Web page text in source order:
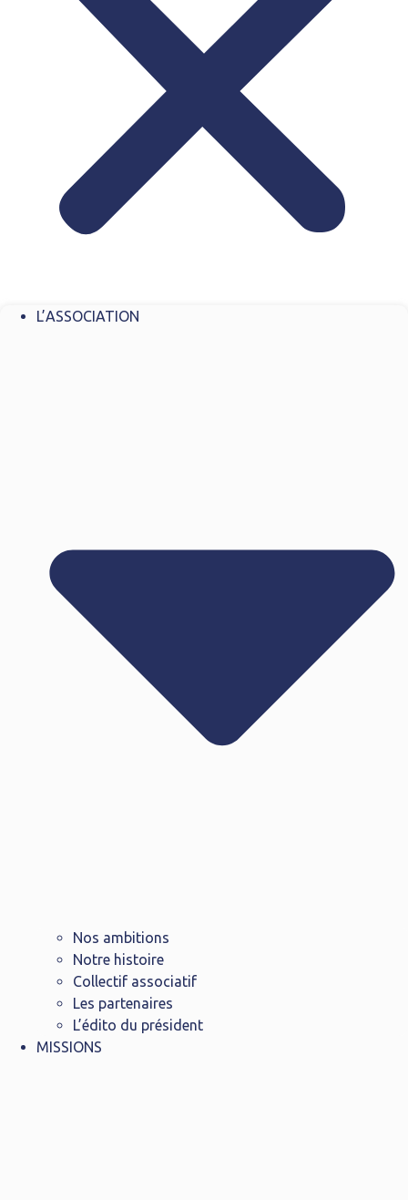
L’ASSOCIATION
Nos ambitions
Notre histoire
Collectif associatif
Les partenaires
L’édito du président
MISSIONS